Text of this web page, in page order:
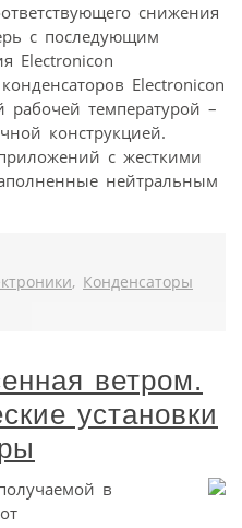
снижения
с последующим
Electronicon
Electronicon
температурой –
конструкцией.
с жесткими
нейтральным
, Конденсаторы
ветром.
установки
в